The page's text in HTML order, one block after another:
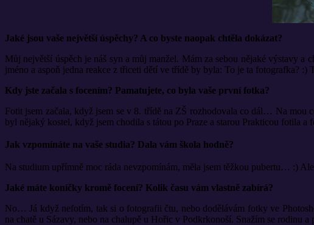
Jaké jsou vaše největší úspěchy? A co byste naopak chtěla dokázat?
Můj největší úspěch je náš syn a můj manžel. Mám za sebou nějaké výstavy
jméno a aspoň jedna reakce z třiceti dětí ve třídě by byla: To je ta fotografka?
Kdy jste začala s focením? Pamatujete, co byla vaše první fotka?
Fotit jsem začala, když jsem se v 8. třídě na ZŠ rozhodovala co dál… Na mou
byl nějaký kostel, když jsem chodila s tátou po Praze a starou Prakticou fotila a
Jak vzpomínáte na vaše studia? Dala vám škola hodně?
Na studium upřímně moc ráda nevzpomínám, měla jsem těžkou pubertu… :)
Jaké máte koníčky kromě focení? Kolik času vám vlastně zabírá?
No… Já když nefotím, tak si o fotografii čtu, nebo dodělávám fotky ve
na chatě u Sázavy, nebo na chalupě u Hořic v Podkrkonoší. Snažím se rodinu